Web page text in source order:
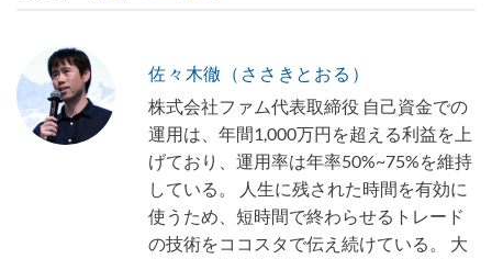
佐々木徹（ささきとおる）
株式会社ファム代表取締役 自己資金での
運用は、年間1,000万円を超える利益を上
げており、運用率は年率50%~75%を維持
している。 人生に残された時間を有効に
使うため、短時間で終わらせるトレード
の技術をココスタで伝え続けている。 大